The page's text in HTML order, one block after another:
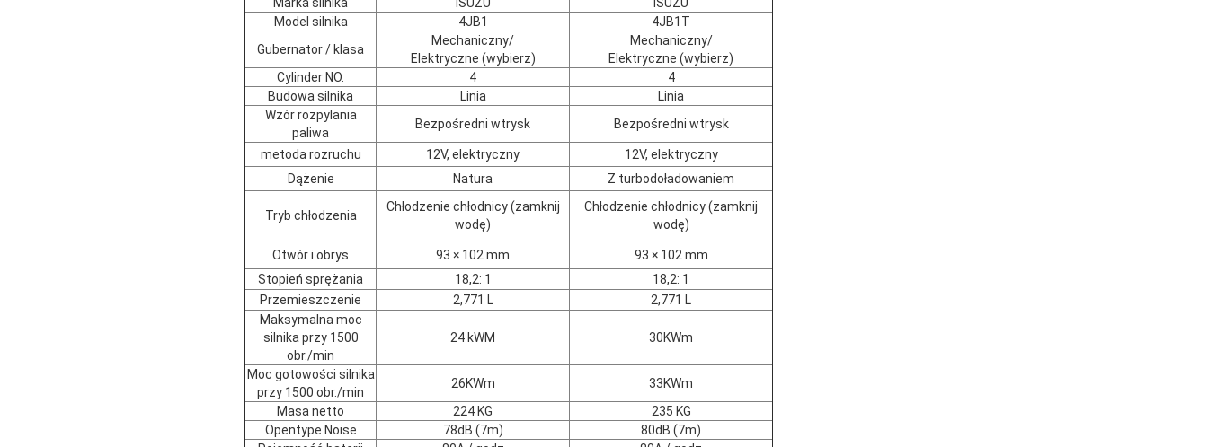
Model silnika
4JB1
4JB1T
Gubernator / klasa
Mechaniczny/
Elektryczne (wybierz)
Mechaniczny/
Elektryczne (wybierz)
Cylinder NO.
4
4
Budowa silnika
Linia
Linia
Wzór rozpylania
paliwa
Bezpośredni wtrysk Bezpośredni wtrysk
metoda rozruchu 12V, elektryczny
12V, elektryczny
Dążenie
Natura Z turbodoładowaniem
Tryb chłodzenia
Chłodzenie chłodnicy (zamknij
wodę)
Chłodzenie chłodnicy (zamknij
wodę)
Otwór i obrys 93 × 102 mm
93 × 102 mm
Stopień sprężania
18,2: 1
18,2: 1
Przemieszczenie
2,771 L
2,771 L
Maksymalna moc
silnika przy 1500
obr./min
24 kWM 30KWm
Moc gotowości silnika
przy 1500 obr./min
26KWm
33KWm
Masa netto
224 KG
235 KG
Opentype Noise
78dB (7m)
80dB (7m)